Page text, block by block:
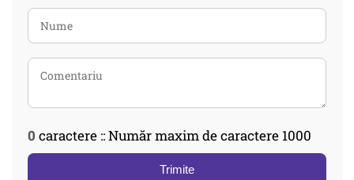
0 caractere :: Număr maxim de caractere 1000
Trimite